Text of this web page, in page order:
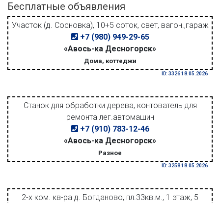
Бесплатные объявления
Участок (д. Сосновка), 10+5 соток, свет, вагон.,гараж
+7 (980) 949-29-65
«Авось-ка Десногорск»
Дома, коттеджи
ID: 3326 18.05.2026
Станок для обработки дерева, контователь для
ремонта лег.автомашин
+7 (910) 783-12-46
«Авось-ка Десногорск»
Разное
ID: 3258 18.05.2026
2-х ком. кв-ра д. Богданово, пл.33кв.м., 1 этаж, 5